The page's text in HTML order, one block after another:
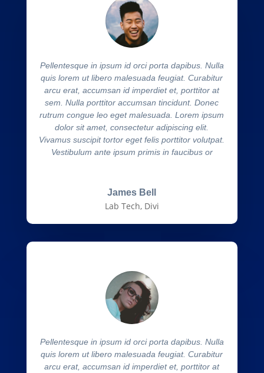
Pellentesque in ipsum id orci porta dapibus. Nulla
quis lorem ut libero malesuada feugiat. Curabitur
arcu erat, accumsan id imperdiet et, porttitor at
sem. Nulla porttitor accumsan tincidunt. Donec
rutrum congue leo eget malesuada. Lorem ipsum
dolor sit amet, consectetur adipiscing elit.
Vivamus suscipit tortor eget felis porttitor volutpat.
Vestibulum ante ipsum primis in faucibus or
James Bell
Lab Tech, Divi
Pellentesque in ipsum id orci porta dapibus. Nulla
quis lorem ut libero malesuada feugiat. Curabitur
arcu erat, accumsan id imperdiet et, porttitor at